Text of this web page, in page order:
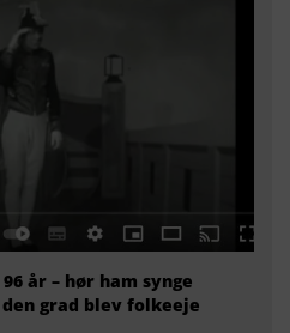
år – hør ham synge
grad blev folkeeje